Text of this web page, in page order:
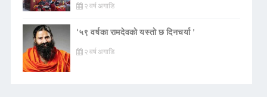
२ वर्ष अगाडि
‘५९ वर्षका रामदेवकाे यस्ताे छ दिनचर्या ’
२ वर्ष अगाडि